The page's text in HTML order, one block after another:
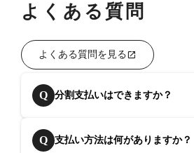
よくある質問
よくある質問を見る
Q 分割支払いはできますか？
Q 支払い方法は何がありますか？